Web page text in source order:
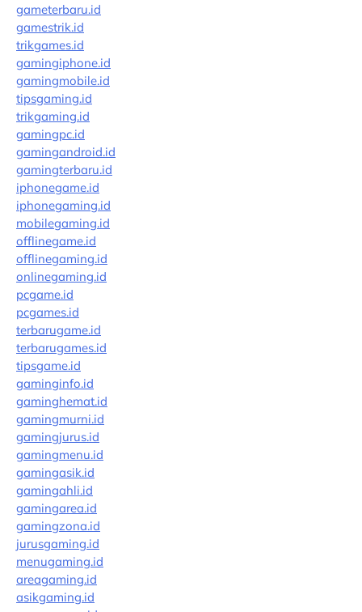
gameterbaru.id
gamestrik.id
trikgames.id
gamingiphone.id
gamingmobile.id
tipsgaming.id
trikgaming.id
gamingpc.id
gamingandroid.id
gamingterbaru.id
iphonegame.id
iphonegaming.id
mobilegaming.id
offlinegame.id
offlinegaming.id
onlinegaming.id
pcgame.id
pcgames.id
terbarugame.id
terbarugames.id
tipsgame.id
gaminginfo.id
gaminghemat.id
gamingmurni.id
gamingjurus.id
gamingmenu.id
gamingasik.id
gamingahli.id
gamingarea.id
gamingzona.id
jurusgaming.id
menugaming.id
areagaming.id
asikgaming.id